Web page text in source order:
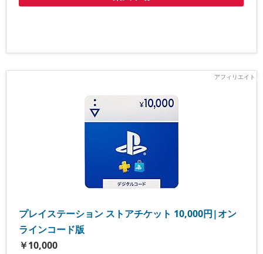
プレイステーション ストアチケット 10,000円|オン
ラインコード版
￥10,000